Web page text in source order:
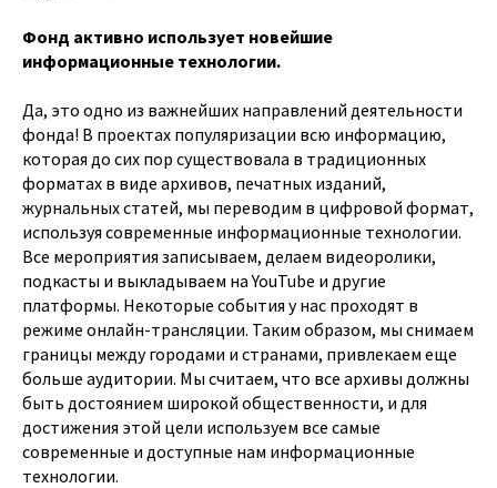
Фонд активно использует новейшие
информационные технологии.
Да, это одно из важнейших направлений деятельности
фонда! В проектах популяризации всю информацию,
которая до сих пор существовала в традиционных
форматах в виде архивов, печатных изданий,
журнальных статей, мы переводим в цифровой формат,
используя современные информационные технологии.
Все мероприятия записываем, делаем видеоролики,
подкасты и выкладываем на YouTube и другие
платформы. Некоторые события у нас проходят в
режиме онлайн-трансляции. Таким образом, мы снимаем
границы между городами и странами, привлекаем еще
больше аудитории. Мы считаем, что все архивы должны
быть достоянием широкой общественности, и для
достижения этой цели используем все самые
современные и доступные нам информационные
технологии.